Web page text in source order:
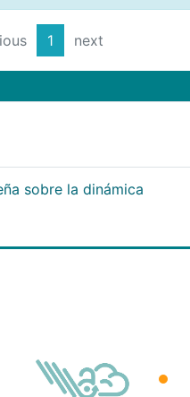
1 next
sobre la dinámica